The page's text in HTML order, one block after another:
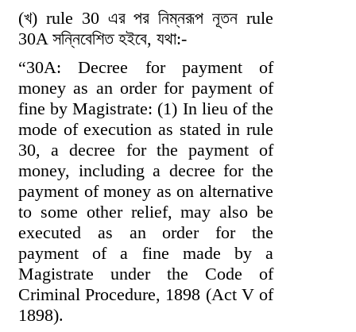
(খ) rule 30 এর পর নিম্নরূপ নূতন rule
30A সন্নিবেশিত হইবে, যথা:-
“30A: Decree for payment of
money as an order for payment of
fine by Magistrate: (1) In lieu of the
mode of execution as stated in rule
30, a decree for the payment of
money, including a decree for the
payment of money as on alternative
to some other relief, may also be
executed as an order for the
payment of a fine made by a
Magistrate under the Code of
Criminal Procedure, 1898 (Act V of
1898).